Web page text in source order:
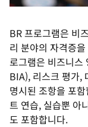
BR 프로그램은 비
리 분야의 자격증
로그램은 비즈니
BIA), 리스크 평가,
명시된 조항을 포
트 연습, 실습뿐 아
도 포함합니다.